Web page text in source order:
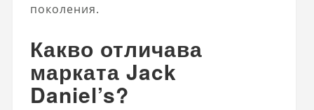
поколения.
Какво отличава
марката Jack
Daniel’s?